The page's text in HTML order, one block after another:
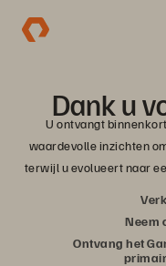
Dank u
U ontvangt
waardevolle inzichten
terwijl u evolueert naar
Neem
Ontvang het